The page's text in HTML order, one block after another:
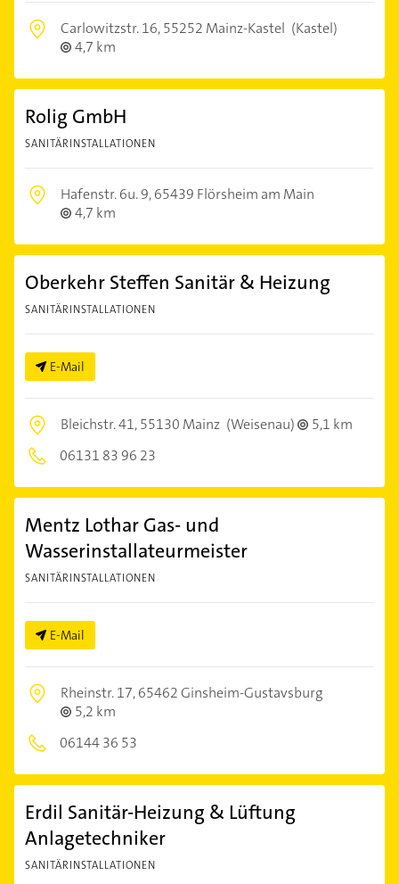
Carlowitzstr. 16,55252 Mainz-Kastel (Kastel)
4,7 km
Rolig GmbH
SANITÄRINSTALLATIONEN
Hafenstr. 6u. 9,65439 Flörsheim am Main
4,7 km
Oberkehr Steffen Sanitär & Heizung
SANITÄRINSTALLATIONEN
E-Mail
Bleichstr. 41,55130 Mainz (Weisenau)
5,1 km
06131 83 96 23
Mentz Lothar Gas- und
Wasserinstallateurmeister
SANITÄRINSTALLATIONEN
E-Mail
Rheinstr. 17,65462 Ginsheim-Gustavsburg
5,2 km
06144 36 53
Erdil Sanitär-Heizung & Lüftung
Anlagetechniker
SANITÄRINSTALLATIONEN